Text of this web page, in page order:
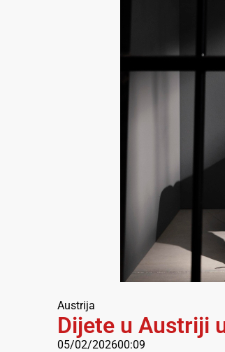
Austrija
Dijete u Austriji
05/02/202600:09